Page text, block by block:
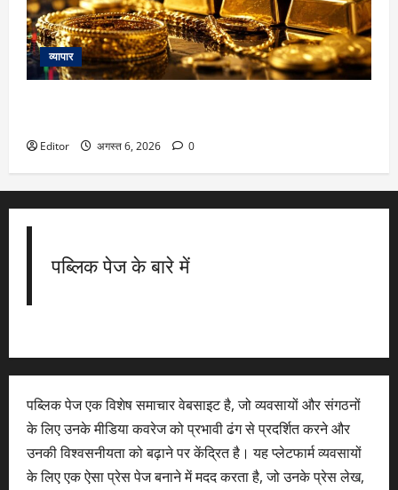
व्यापार
Editor अगस्त 6, 2026 0
पब्लिक पेज के बारे में
पब्लिक पेज एक विशेष समाचार वेबसाइट है, जो व्यवसायों और संगठनों
के लिए उनके मीडिया कवरेज को प्रभावी ढंग से प्रदर्शित करने और
उनकी विश्वसनीयता को बढ़ाने पर केंद्रित है। यह प्लेटफार्म व्यवसायों
के लिए एक ऐसा प्रेस पेज बनाने में मदद करता है, जो उनके प्रेस लेख,